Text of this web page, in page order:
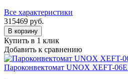
Все характеристики
315469 руб.
В корзину
Купить в 1 клик
Добавить к сравнению
Пароконвектомат UNOX XEFT-